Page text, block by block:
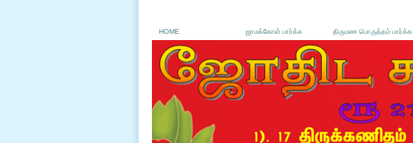
HOME ஜாமக்கோள் பார்க்க திருமண பொருத்தம் பார்க்க